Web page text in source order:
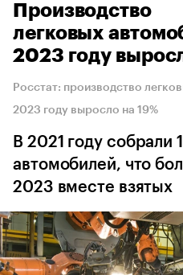
Lada Omoda
Производство
легковых
2023 году
Росстат: производство
2023 году выросло на 19%
В 2021 году собрали
автомобилей, что
2023 вместе взятых